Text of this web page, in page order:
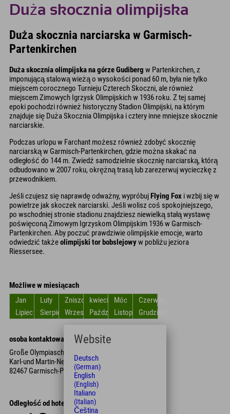
Duża skocznia olimpijska
Duża skocznia narciarska w Garmisch-
Partenkirchen
Duża skocznia olimpijska na górze Gudiberg w Partenkirchen, z
imponującą stalową wieżą o wysokości ponad 60 m, była nie tylko
miejscem corocznego Turnieju Czterech Skoczni, ale również
miejscem Zimowych Igrzysk Olimpijskich w 1936 roku. Z tej samej
epoki pochodzi również historyczny Stadion Olimpijski, na którym
znajduje się Duża Skocznia Olimpijska i cztery inne mniejsze skocznie
narciarskie.
Podczas urlopu w Farchant możesz również zdobyć skocznię
narciarską w Garmisch-Partenkirchen, gdzie można skakać na
odległość do 144 m. Zwiedź samodzielnie skocznię narciarską, którą
odbudowano w 2007 roku, okrężną trasą lub zarezerwuj wycieczkę z
przewodnikiem.
Jeśli czujesz się naprawdę odważny, wypróbujFlying Fox i wzbij się w
powietrze jak skoczek narciarski. Jeśli wolisz coś spokojniejszego,
po wschodniej stronie stadionu znajdziesz niewielką stałą wystawę
poświęconą Zimowym Igrzyskom Olimpijskim 1936 w Garmisch-
Partenkirchen. Aby poczuć prawdziwie olimpijskie emocje, warto
odwiedzić takżeolimpijski tor bobslejowyw pobliżu jeziora
Riessersee.
Możliwe w miesiącach
Jan
Luty ZniszczyćkwiecieńMóc
Czerwiec
Lipiec
Sierpień WrzesieńPaździernikListopadGrudzień
osoba kontaktowa
Große Olympiaschanze
Karl-und Martin-Neuner-Platz
82467 Garmisch-Partenkirchen
Odległość od hotelu
Website
Deutsch
(German)
English
(English)
Italiano
(Italian)
Čeština